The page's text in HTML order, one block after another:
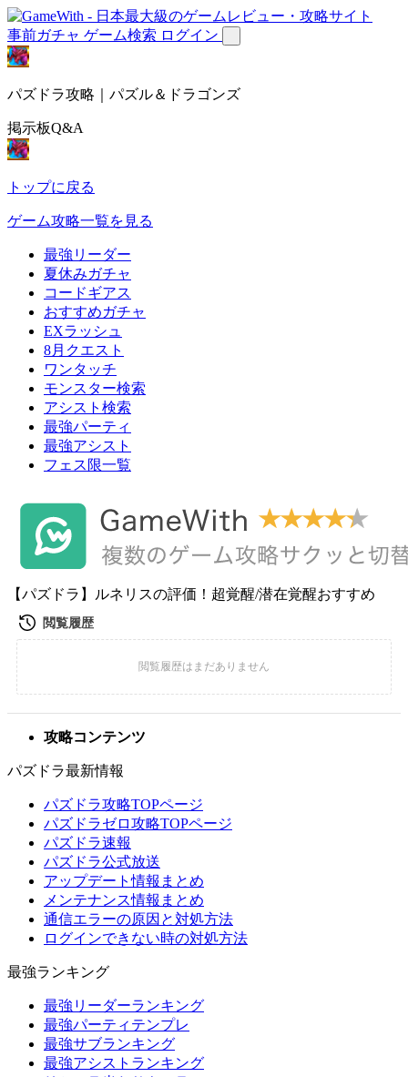
事前ガチャ ゲーム検索 ログイン
パズドラ攻略｜パズル＆ドラゴンズ
掲示板Q&A
トップに戻る
ゲーム攻略一覧を見る
最強リーダー
夏休みガチャ
コードギアス
おすすめガチャ
EXラッシュ
8月クエスト
ワンタッチ
モンスター検索
アシスト検索
最強パーティ
最強アシスト
フェス限一覧
【パズドラ】ルネリスの評価！超覚醒/潜在覚醒おすすめ
攻略コンテンツ
パズドラ最新情報
パズドラ攻略TOPページ
パズドラゼロ攻略TOPページ
パズドラ速報
パズドラ公式放送
アップデート情報まとめ
メンテナンス情報まとめ
通信エラーの原因と対処方法
ログインできない時の対処方法
最強ランキング
最強リーダーランキング
最強パーティテンプレ
最強サブランキング
最強アシストランキング